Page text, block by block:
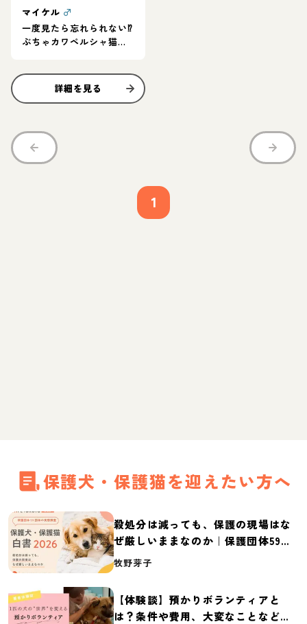
マイケル ♂
一度見たら忘れられない⁉︎
ぶちゃカワペルシャ猫く
詳細を見る
1
保護犬・保護猫を迎えたい方へ
殺処分は減っても、保護の現場はな
ぜ厳しいままなのか｜保護団体59団
体の実態調査【保護犬・保護猫白書
牧野芽子
【体験談】預かりボランティアと
は？条件や費用、大変なことなど紹